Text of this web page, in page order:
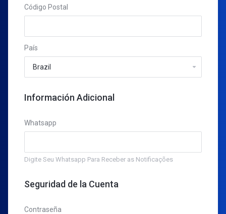
Código Postal
País
Información Adicional
Whatsapp
Digite Seu Whatsapp Para Receber as Notificações
Seguridad de la Cuenta
Contraseña